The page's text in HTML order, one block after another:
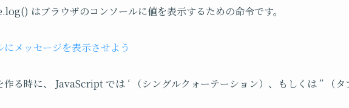
はブラウザのコンソールに値を表示するための命令です。
にメッセージを表示させよう
作る時に、 JavaScript では ‘ （シングルクォーテーション）、もしくは ” （